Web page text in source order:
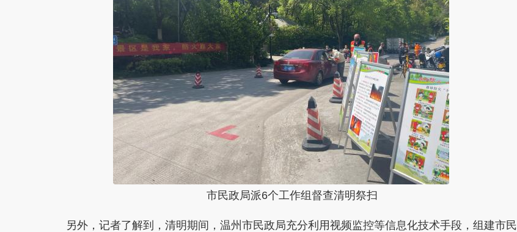
市民政局派6个工作组督查清明祭扫
另外，记者了解到，清明期间，温州市民政局充分利用视频监控等信息化技术手段，组建市民